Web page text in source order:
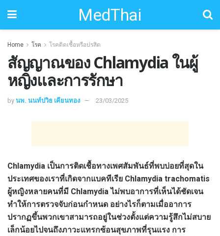
MedThai
Home โรค โรคติดเชื้อหรือปรสิต
สัญญาณของ Chlamydia ในผู้
หญิงและการรักษา
by นพ. นนท์ปวิธ เคียนทอง 23/03/2025
Chlamydia เป็นการติดเชื้อทางเพศสัมพันธ์ที่พบบ่อยที่สุดใน
ประเทศของเราที่เกิดจากแบคทีเรีย Chlamydia trachomatis
ผู้หญิงหลายคนที่มี Chlamydia ไม่พบอาการที่เห็นได้ชัดเจน
ทำให้การตรวจจับก่อนกำหนด อย่างไรก็ตามเมื่ออาการ
ปรากฏขึ้นพวกเขาสามารถอยู่ในช่วงตั้งแต่ความรู้สึกไม่สบาย
เล็กน้อยไปจนถึงภาวะแทรกซ้อนสุขภาพที่รุนแรง การ